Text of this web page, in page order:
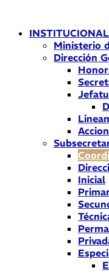
contenidoINSTITUCIONAL
Ministerio
Dirección
Inicial